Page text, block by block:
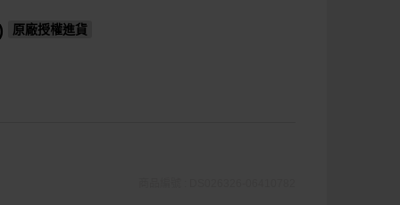
原廠授權進貨